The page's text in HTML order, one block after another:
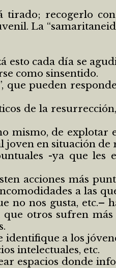
tirado; recogerlo
La
cada día se
como sinsentido.
que pueden
de la
mismo, de explotar
en situación de
-ya que
acciones más
a las
no nos gusta, etc.–
otros sufren
identifique a los
intelectuales, etc.
espacios donde